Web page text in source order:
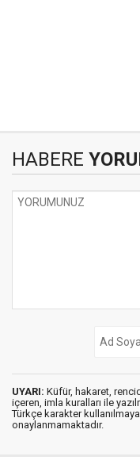
HABERE
UYARI: Küfür, hakaret,
içeren, imla kuralları ile
Türkçe karakter
onaylanmamaktadır.